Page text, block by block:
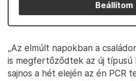
Beállítom
„Az elmúlt napokban a
is megfertőződtek az új típusú
sajnos a hét elején az én PCR